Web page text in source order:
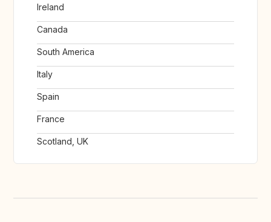
Ireland
Canada
South America
Italy
Spain
France
Scotland, UK